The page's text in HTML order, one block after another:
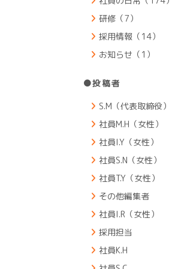
研修（7）
採用情報（14）
お知らせ（1）
●投稿者
S.M（代表取締役）
社員M.H（女性）
社員I.Y（女性）
社員S.N（女性）
社員T.Y（女性）
その他編集者
社員I.R（女性）
採用担当
社員K.H